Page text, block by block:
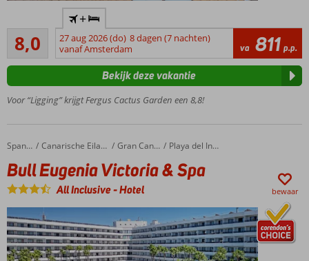
Verkoelend
Rooftopbar!
Voortreffelijk
restaurant
Prachtige
kamers
ook
8,0
Zeer goed
5
beoordelingen
+
27 aug 2026 (do) 8 dagen (7 nachten)
vanaf Amsterdam
va 811 p.p.
Voor “Ligging” krijgt Fergus Cactus Garden een 8,8!
Bekijk deze vakantie
Home Spanje Canarische Eilanden Gran Canaria Playa del Ingles
Bull Eugenia Victoria & Spa
Bull Eugenia Victoria & Spa
All Inclusive-Hotel bewaar